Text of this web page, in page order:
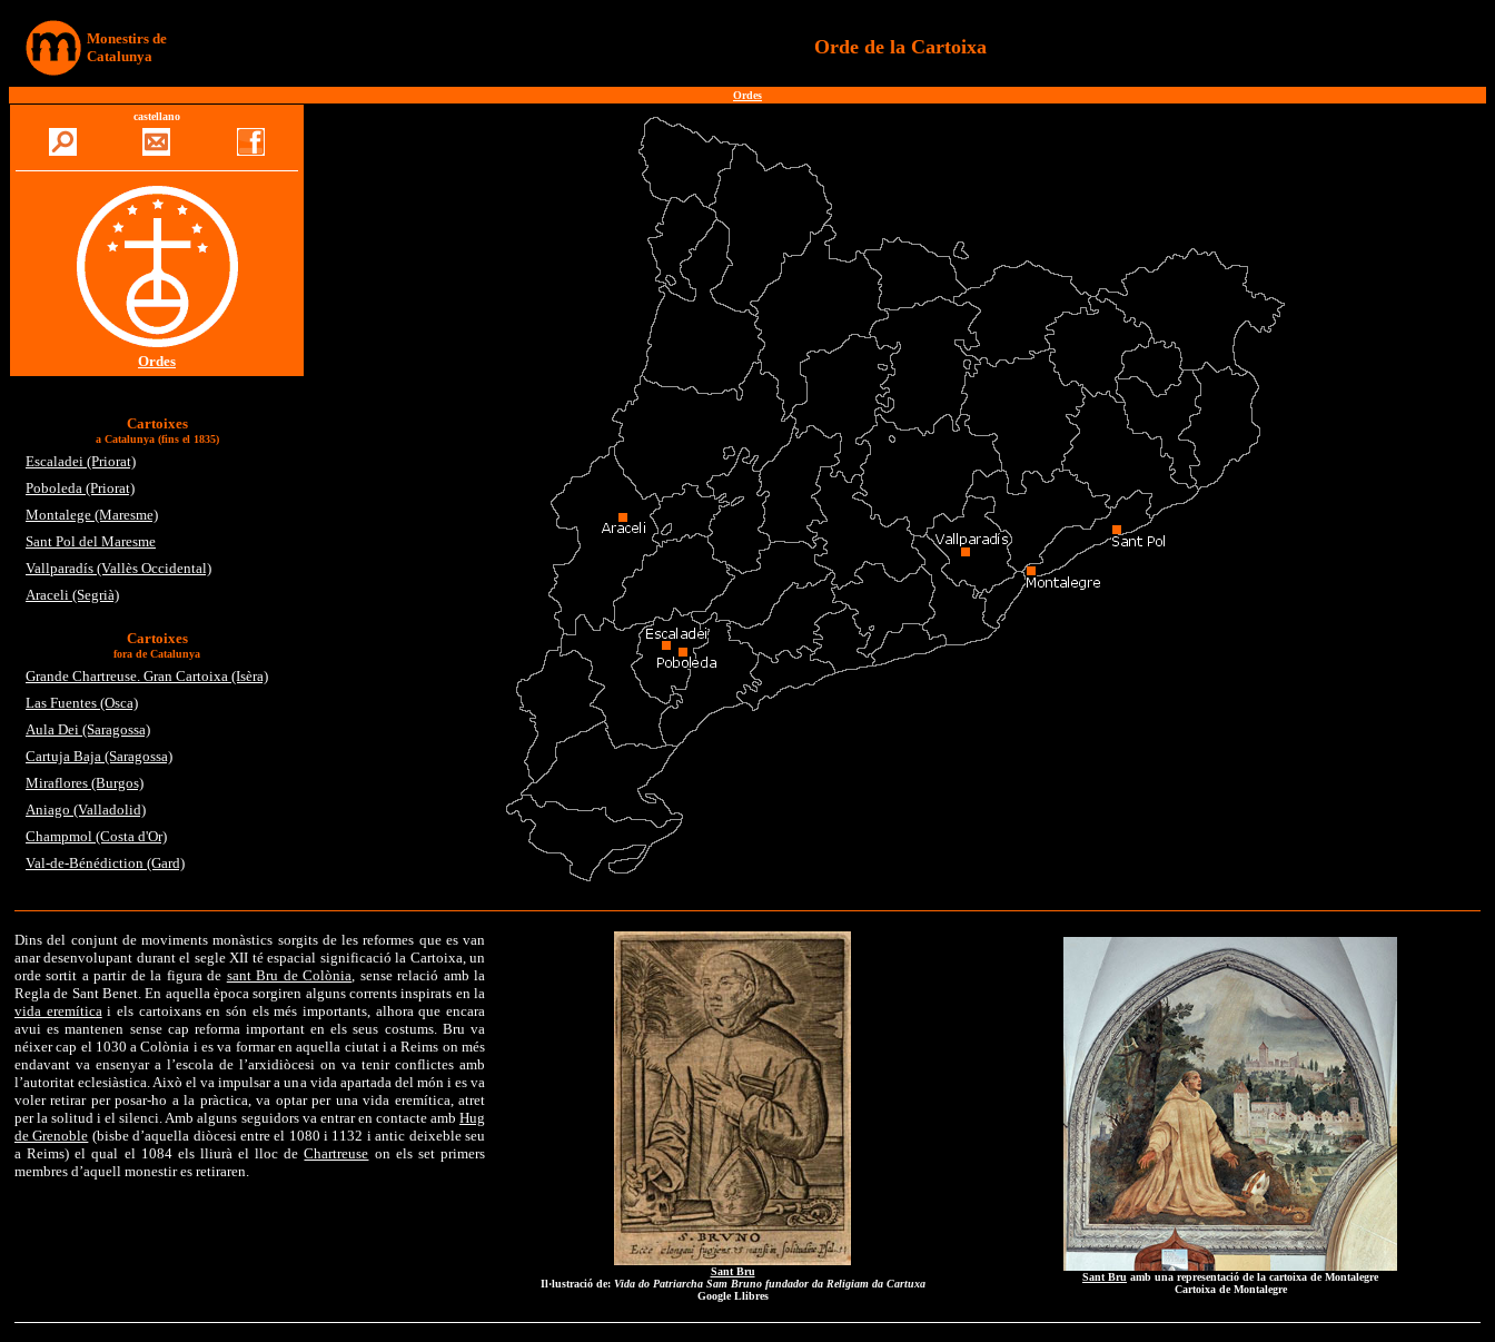
Monestirs de
Catalunya
Orde de la Cartoixa
Ordes
castellano
Ordes
Cartoixes
a Catalunya (fins el 1835)
Escaladei (Priorat)
Poboleda (Priorat)
Montalege (Maresme)
Sant Pol del Maresme
Vallparadís (Vallès Occidental)
Araceli (Segrià)
Cartoixes
fora de Catalunya
Grande Chartreuse. Gran Cartoixa (Isèra)
Las Fuentes (Osca)
Aula Dei (Saragossa)
Cartuja Baja (Saragossa)
Miraflores (Burgos)
Aniago (Valladolid)
Champmol (Costa d'Or)
Val-de-Bénédiction (Gard)
Dins del conjunt de moviments monàstics sorgits de les reformes que es van
anar desenvolupant durant el segle XII té espacial significació la Cartoixa, un
orde sortit a partir de la figura de sant Bru de Colònia, sense relació amb la
Regla de Sant Benet. En aquella època sorgiren alguns corrents inspirats en la
vida eremíticai els cartoixans en són els més importants, alhora que encara
avui es mantenen sense cap reforma important en els seus costums. Bru va
néixer cap el 1030 a Colònia i es va formar en aquella ciutat i a Reims on més
endavant va ensenyar a l’escola de l’arxidiòcesi on va tenir conflictes amb
l’autoritat eclesiàstica. Això el va impulsar a una vida apartada del món i es va
voler retirar per posar-ho a la pràctica, va optar per una vida eremítica, atret
per la solitud i el silenci. Amb alguns seguidors va entrar en contacte amb Hug
de Grenoble (bisbe d’aquella diòcesi entre el 1080 i 1132 i antic deixeble seu
a Reims) el qual el 1084 els lliurà el lloc deChartreuse on els set primers
membres d’aquell monestir es retiraren.
Sant Bru
Il·lustració de: Vida do Patriarcha Sam Bruno fundador da Religiam da Cartuxa
Google Llibres
Sant Bru amb una representació de la cartoixa de Montalegre
Cartoixa de Montalegre